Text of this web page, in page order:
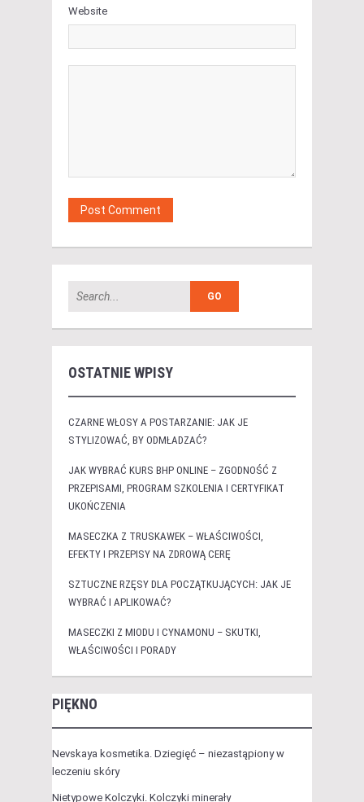
Website
OSTATNIE WPISY
CZARNE WŁOSY A POSTARZANIE: JAK JE
STYLIZOWAĆ, BY ODMŁADZAĆ?
JAK WYBRAĆ KURS BHP ONLINE – ZGODNOŚĆ Z
PRZEPISAMI, PROGRAM SZKOLENIA I CERTYFIKAT
UKOŃCZENIA
MASECZKA Z TRUSKAWEK – WŁAŚCIWOŚCI,
EFEKTY I PRZEPISY NA ZDROWĄ CERĘ
SZTUCZNE RZĘSY DLA POCZĄTKUJĄCYCH: JAK JE
WYBRAĆ I APLIKOWAĆ?
MASECZKI Z MIODU I CYNAMONU – SKUTKI,
WŁAŚCIWOŚCI I PORADY
PIĘKNO
Nevskaya kosmetika. Dziegięć – niezastąpiony w
leczeniu skóry
Nietypowe Kolczyki. Kolczyki minerały